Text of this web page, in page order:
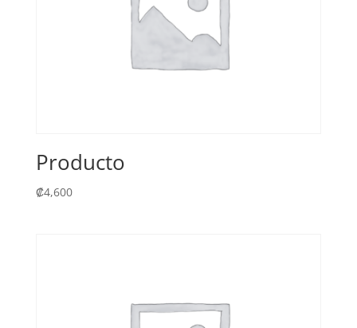
Producto
₡4,600